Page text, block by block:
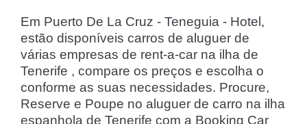
Em Puerto De La Cruz - Teneguia - Hotel,
estão disponíveis carros de aluguer de
várias empresas de rent-a-car na ilha de
Tenerife , compare os preços e escolha o
conforme as suas necessidades. Procure,
Reserve e Poupe no aluguer de carro na ilha
espanhola de Tenerife com a Booking Car